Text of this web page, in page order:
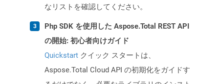
なリストを確認してください。
Php SDK を使用した Aspose.Total REST API
の開始: 初心者向けガイド
Quickstart クイック スタートは、
Aspose.Total Cloud API の初期化をガイドす